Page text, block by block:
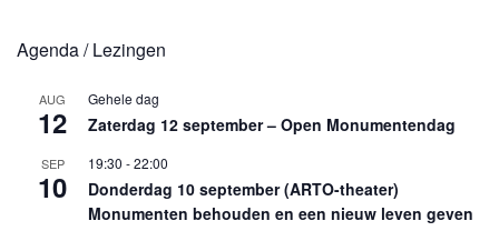
Agenda / Lezingen
AUG
12
Gehele dag
Zaterdag 12 september – Open Monumentendag
SEP
10
19:30 -22:00
Donderdag 10 september (ARTO-theater)
Monumenten behouden en een nieuw leven geven